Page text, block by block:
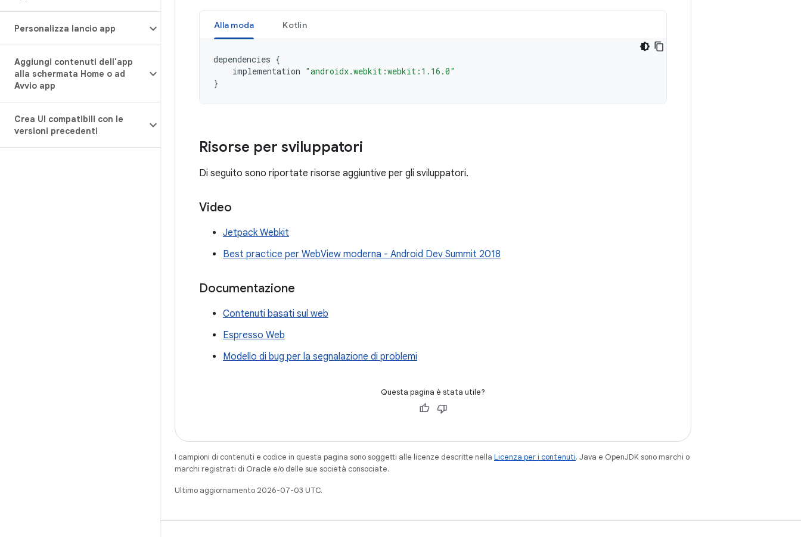
Personalizza lancio app
Aggiungi contenuti dell'app
alla schermata Home o ad
Avvio app
Crea UI compatibili con le
versioni precedenti
Alla moda Kotlin
dependencies {
implementation "androidx.webkit:webkit:1.16.0"
}
Risorse per sviluppatori
Di seguito sono riportate risorse aggiuntive per gli sviluppatori.
Video
Jetpack Webkit
Best practice per WebView moderna - Android Dev Summit 2018
Documentazione
Contenuti basati sul web
Espresso Web
Modello di bug per la segnalazione di problemi
Questa pagina è stata utile?
I campioni di contenuti e codice in questa pagina sono soggetti alle licenze descritte nella Licenza per i contenuti. Java e OpenJDK sono marchi o
marchi registrati di Oracle e/o delle sue società consociate.
Ultimo aggiornamento 2026-07-03 UTC.